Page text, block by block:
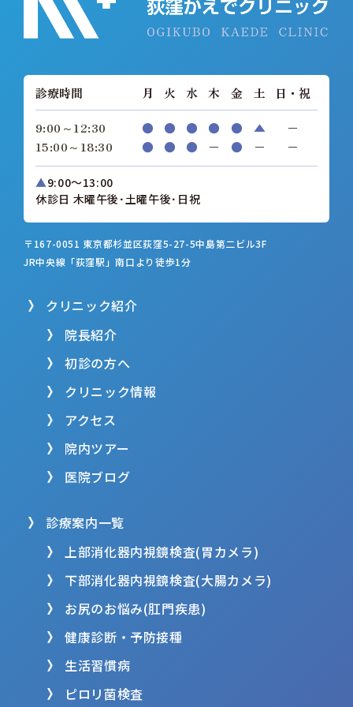
診療時間 月 火 水 木 金 土 日・祝
9:00～12:30 ● ● ● ● ● ▲
−
15:00～18:30
● ● ● − ● − −
▲9:00～13:00
休診日 木曜午後･土曜午後･日祝
〒167-0051 東京都杉並区荻窪5-27-5中島第二ビル3F
JR中央線「荻窪駅」南口より徒歩1分
クリニック紹介
院長紹介
初診の方へ
クリニック情報
アクセス
院内ツアー
医院ブログ
診療案内一覧
上部消化器内視鏡検査(胃カメラ)
下部消化器内視鏡検査(大腸カメラ)
お尻のお悩み(肛門疾患)
健康診断・予防接種
生活習慣病
ピロリ菌検査